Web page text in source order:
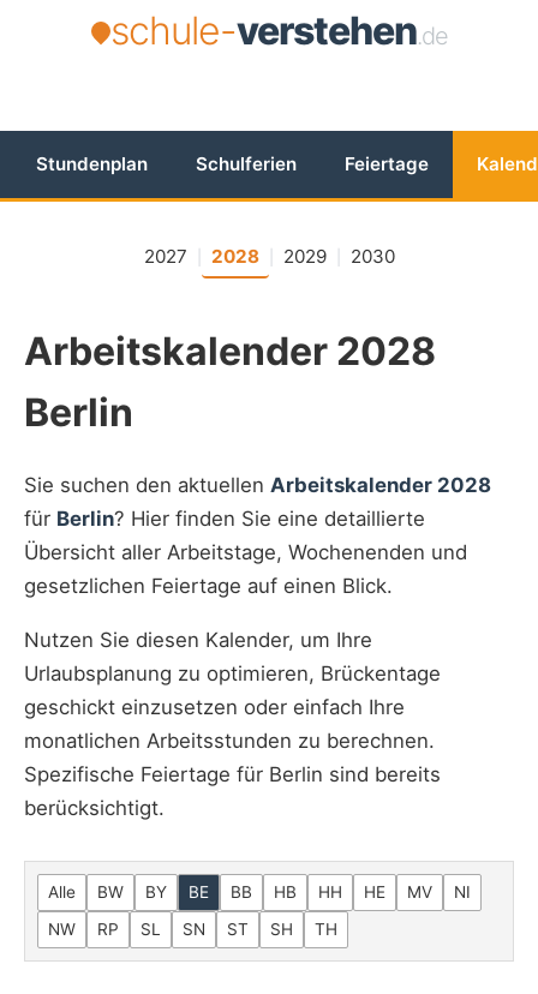
schule-verstehen.de
Stundenplan Schulferien Feiertage
2027 2028 2029 2030
Arbeitskalender 2028
Berlin
Sie suchen den aktuellen Arbeitskalender 2028
für Berlin? Hier finden Sie eine detaillierte
Übersicht aller Arbeitstage, Wochenenden und
gesetzlichen Feiertage auf einen Blick.
Nutzen Sie diesen Kalender, um Ihre
Urlaubsplanung zu optimieren, Brückentage
geschickt einzusetzen oder einfach Ihre
monatlichen Arbeitsstunden zu berechnen.
Spezifische Feiertage für Berlin sind bereits
berücksichtigt.
Alle BW BY BE BB HB HH HE MV
NI
NW
RP SL SN ST SH TH